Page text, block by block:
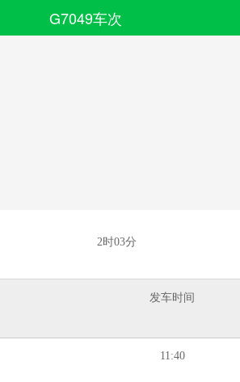
G7049车次
2时03分
发车时间
11:40